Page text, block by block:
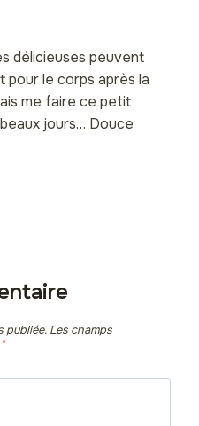
délicieuses peuvent
pour le corps après la
me faire ce petit
jours… Douce
publiée. Les champs
*